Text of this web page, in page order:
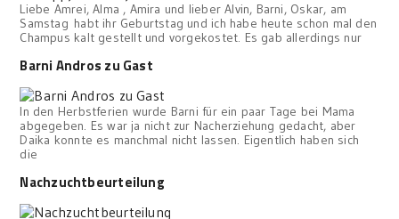
Liebe Amrei, Alma , Amira und lieber Alvin, Barni, Oskar, am
Samstag habt ihr Geburtstag und ich habe heute schon mal den
Champus kalt gestellt und vorgekostet. Es gab allerdings nur
Barni Andros zu Gast
In den Herbstferien wurde Barni für ein paar Tage bei Mama
abgegeben. Es war ja nicht zur Nacherziehung gedacht, aber
Daika konnte es manchmal nicht lassen. Eigentlich haben sich
die
Nachzuchtbeurteilung